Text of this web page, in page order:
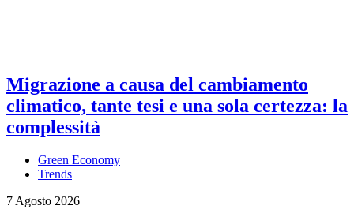
Migrazione a causa del cambiamento
climatico, tante tesi e una sola certezza: la
complessità
Green Economy
Trends
7 Agosto 2026